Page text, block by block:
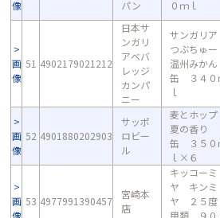
像
パン
０ｍｌ
画
像
51 4902179021212
日本サ
ンガリ
アベバ
レッジ
カンパ
ニー
サンガリア
つぶちゅー
温州みかん
缶 ３４０
ｌ
画
像
52 4901880202903
サッポ
ロビー
ル
麦とホップ
夏の香り
缶 ３５０
ｌ×６
画
像
53 4977991390457
宮崎本
店
キッコーミ
ヤ キンミ
ヤ ２５度
甲類 ９０